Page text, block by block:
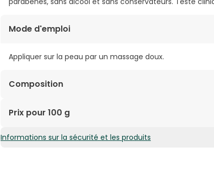
Mode d'emploi
Appliquer sur la peau par un massage doux.
Composition
AQUA, LANOLINE, PARAFFINUM LIQUIDUM, PETROLATUM,
Prix pour 100 g
8,26€ / 100 g
Informations sur la sécurité et les produits